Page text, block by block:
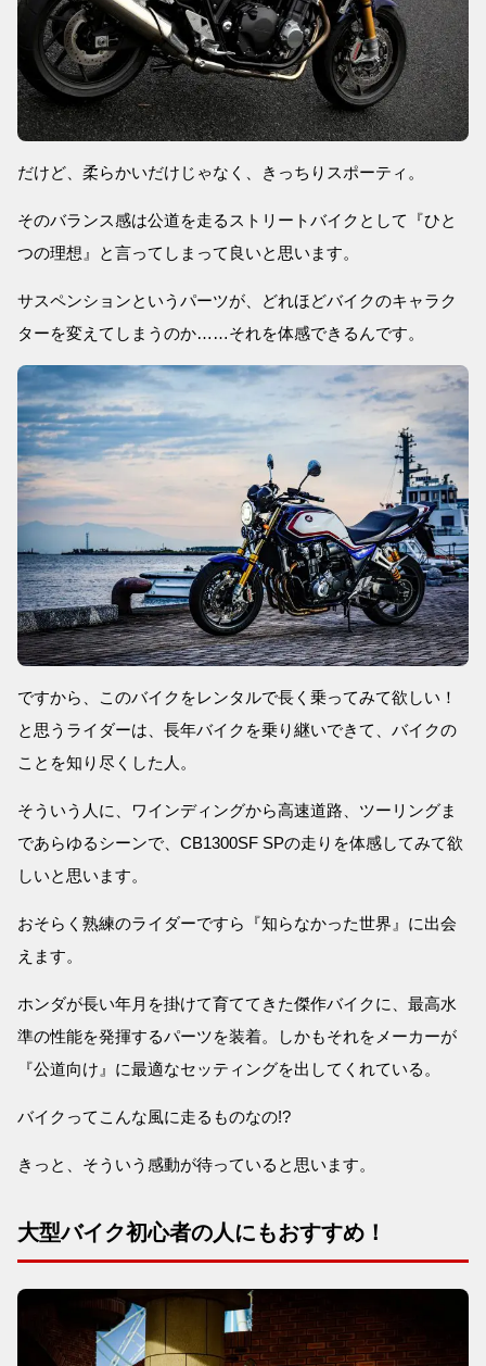
だけど、柔らかいだけじゃなく、きっちりスポーティ。
そのバランス感は公道を走るストリートバイクとして『ひと
つの理想』と言ってしまって良いと思います。
サスペンションというパーツが、どれほどバイクのキャラク
ターを変えてしまうのか……それを体感できるんです。
ですから、このバイクをレンタルで長く乗ってみて欲しい！
と思うライダーは、長年バイクを乗り継いできて、バイクの
ことを知り尽くした人。
そういう人に、ワインディングから高速道路、ツーリングま
であらゆるシーンで、CB1300SF SPの走りを体感してみて欲
しいと思います。
おそらく熟練のライダーですら『知らなかった世界』に出会
えます。
ホンダが長い年月を掛けて育ててきた傑作バイクに、最高水
準の性能を発揮するパーツを装着。しかもそれをメーカーが
『公道向け』に最適なセッティングを出してくれている。
バイクってこんな風に走るものなの!?
きっと、そういう感動が待っていると思います。
大型バイク初心者の人にもおすすめ！